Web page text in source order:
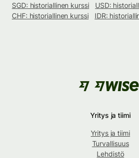
SGD: historiallinen kurssi
USD:
CHF: historiallinen kurssi
IDR:
Yritys ja tiimi
Yritys ja tiimi
Turvallisuus
Lehdistö